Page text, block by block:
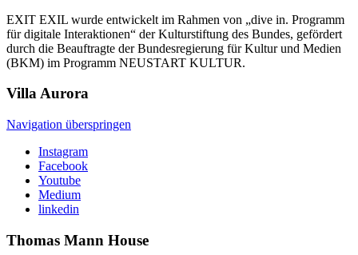
EXIT EXIL wurde entwickelt im Rahmen von „dive in. Programm
für digitale Interaktionen“ der Kulturstiftung des Bundes, gefördert
durch die Beauftragte der Bundesregierung für Kultur und Medien
(BKM) im Programm NEUSTART KULTUR.
VillaAurora
Navigation überspringen
Instagram
Facebook
Youtube
Medium
linkedin
Thomas Mann House